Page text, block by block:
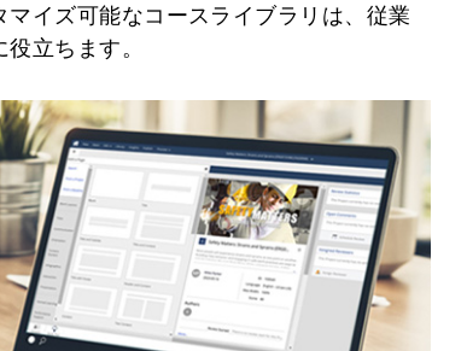
マイズ可能なコースライブラリは、従業
立ちます。